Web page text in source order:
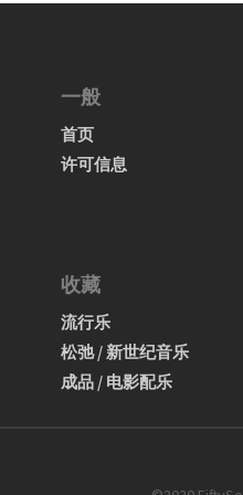
一般
首页
许可信息
收藏
流行乐
松弛 / 新世纪音乐
成品 / 电影配乐